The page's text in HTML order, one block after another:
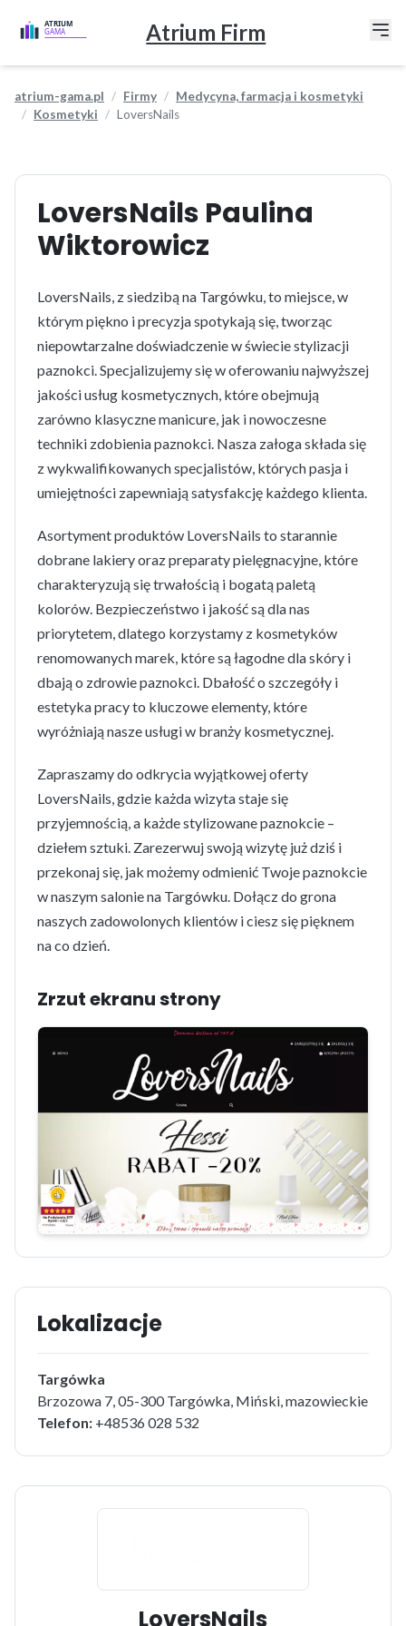
Atrium Firm
atrium-gama.pl Firmy
Medycyna, farmacja i kosmetyki
Kosmetyki
LoversNails
LoversNails Paulina
Wiktorowicz
LoversNails, z siedzibą na Targówku, to miejsce, w
którym piękno i precyzja spotykają się, tworząc
niepowtarzalne doświadczenie w świecie stylizacji
paznokci. Specjalizujemy się w oferowaniu najwyższej
jakości usług kosmetycznych, które obejmują
zarówno klasyczne manicure, jak i nowoczesne
techniki zdobienia paznokci. Nasza załoga składa się
z wykwalifikowanych specjalistów, których pasja i
umiejętności zapewniają satysfakcję każdego klienta.
Asortyment produktów LoversNails to starannie
dobrane lakiery oraz preparaty pielęgnacyjne, które
charakteryzują się trwałością i bogatą paletą
kolorów. Bezpieczeństwo i jakość są dla nas
priorytetem, dlatego korzystamy z kosmetyków
renomowanych marek, które są łagodne dla skóry i
dbają o zdrowie paznokci. Dbałość o szczegóły i
estetyka pracy to kluczowe elementy, które
wyróżniają nasze usługi w branży kosmetycznej.
Zapraszamy do odkrycia wyjątkowej oferty
LoversNails, gdzie każda wizyta staje się
przyjemnością, a każde stylizowane paznokcie –
dziełem sztuki. Zarezerwuj swoją wizytę już dziś i
przekonaj się, jak możemy odmienić Twoje paznokcie
w naszym salonie na Targówku. Dołącz do grona
naszych zadowolonych klientów i ciesz się pięknem
na co dzień.
Zrzut ekranu strony
Lokalizacje
Targówka
Brzozowa 7, 05-300 Targówka, Miński, mazowieckie
Telefon: +48536 028 532
LoversNails